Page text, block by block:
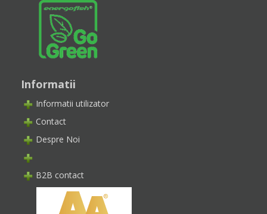
Informatii
Informatii utilizator
Contact
Despre Noi
B2B contact